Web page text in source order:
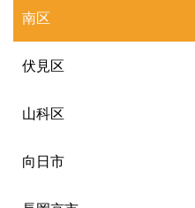
南区
伏見区
山科区
向日市